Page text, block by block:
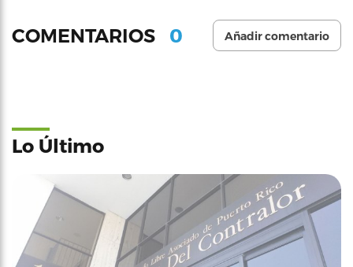
COMENTARIOS 0 Añadir comentario
Lo Último